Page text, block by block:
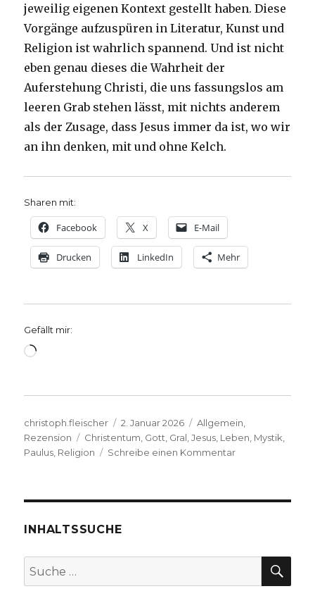
jeweilig eigenen Kontext gestellt haben. Diese
Vorgänge aufzuspüren in Literatur, Kunst und
Religion ist wahrlich spannend. Und ist nicht
eben genau dieses die Wahrheit der
Auferstehung Christi, die uns fassungslos am
leeren Grab stehen lässt, mit nichts anderem
als der Zusage, dass Jesus immer da ist, wo wir
an ihn denken, mit und ohne Kelch.
Sharen mit:
Facebook X E-Mail
Drucken LinkedIn Mehr
Gefällt mir:
Wird
Autor
christoph.fleischer
Veröffentlicht
am
2. Januar 2026 Kategorien
Allgemein
Rezension
Schlagwörter
Christentum Gott Gral ,Jesus Leben Mystik
Paulus Religion Schreibe einen Kommentarzu
Religion,
und
INHALTSSUCHE
Suche
nach: